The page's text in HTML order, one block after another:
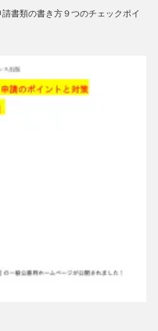
書類の書き方９つのチェックポイ